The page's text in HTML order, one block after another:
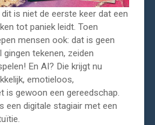
is niet de eerste keer dat een
tot paniek leidt. Toen
mensen ook: dat is geen
tekenen, zeiden
En AI? Die krijgt nu
emotieloos,
is gewoon een gereedschap.
een digitale stagiair met een